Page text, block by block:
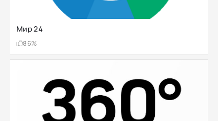
Мир 24
86%